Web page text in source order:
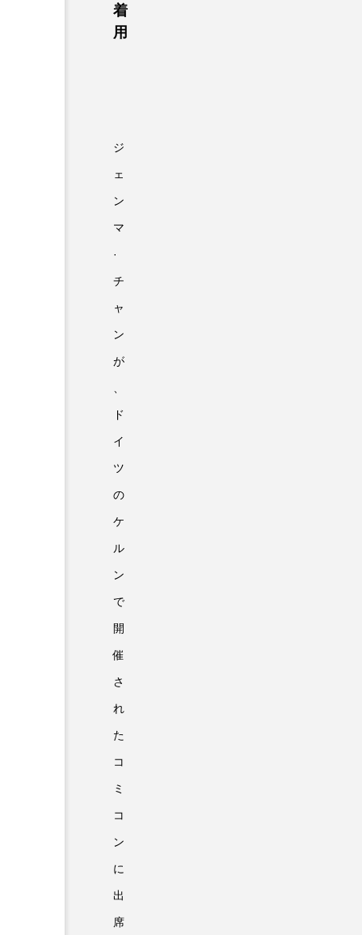
着
用
ジ
ェ
ン
マ
·
チ
ャ
ン
が
ド
イ
ツ
の
ケ
ル
ン
で
開
催
さ
れ
た
コ
ミ
コ
ン
に
出
席